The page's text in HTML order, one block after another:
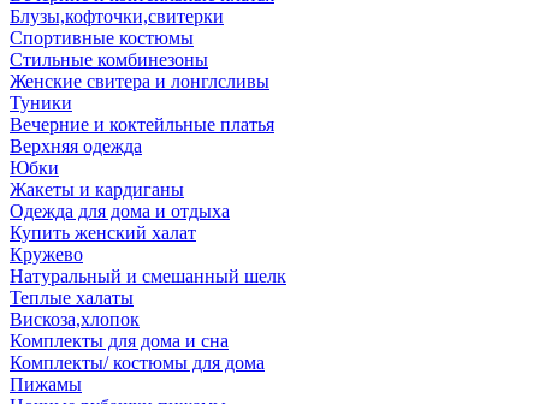
Блузы,кофточки,свитерки
Спортивные костюмы
Стильные комбинезоны
Женские свитера и лонглсливы
Туники
Вечерние и коктейльные платья
Верхняя одежда
Юбки
Жакеты и кардиганы
Одежда для дома и отдыха
Купить женский халат
Кружево
Натуральный и смешанный шелк
Теплые халаты
Вискоза,хлопок
Комплекты для дома и сна
Комплекты/ костюмы для дома
Пижамы